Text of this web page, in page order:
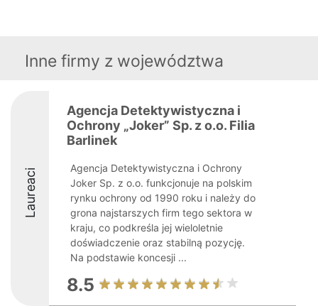
Inne firmy z województwa
Laureaci
Agencja Detektywistyczna i
Ochrony „Joker” Sp. z o.o. Filia
Barlinek
Agencja Detektywistyczna i Ochrony
Joker Sp. z o.o. funkcjonuje na polskim
rynku ochrony od 1990 roku i należy do
grona najstarszych firm tego sektora w
kraju, co podkreśla jej wieloletnie
doświadczenie oraz stabilną pozycję.
Na podstawie koncesji ...
8.5